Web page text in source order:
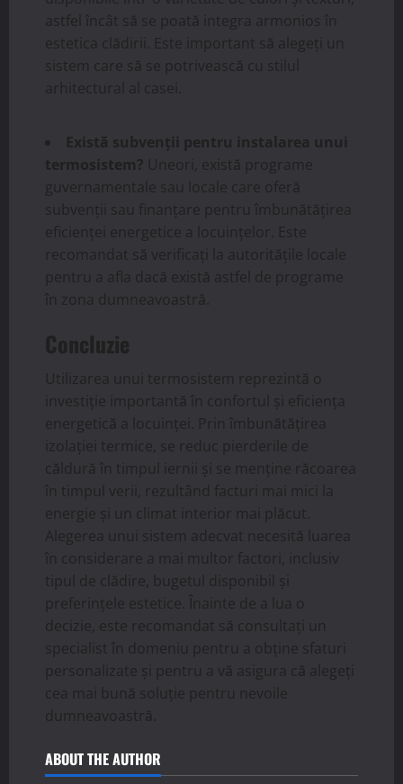
astfel încât să se poată integra armonios în
estetica clădirii. Este important să alegeți un
sistem care să se potrivească cu stilul
arhitectural al casei.
Există subvenții pentru instalarea unui
termosistem? Uneori, există programe
guvernamentale sau locale care oferă
subvenții sau finanțare pentru îmbunătățirea
eficienței energetice a locuințelor. Este
recomandat să verificați la autoritățile locale
pentru a afla dacă există astfel de programe
în zona dumneavoastră.
Concluzie
Utilizarea unui termosistem reprezintă o
investiție importantă în confortul și eficiența
energetică a locuinței. Prin îmbunătățirea
izolației termice, se reduc pierderile de
căldură în timpul iernii și se menține răcoarea
în timpul verii, rezultând facturi mai mici la
energie și un climat interior mai plăcut.
Alegerea unui sistem adecvat necesită luarea
în considerare a mai multor factori, inclusiv
tipul de clădire, bugetul disponibil și
preferințele estetice. Înainte de a lua o
decizie, este recomandat să consultați un
specialist în domeniu pentru a obține sfaturi
personalizate și pentru a vă asigura că alegeți
cea mai bună soluție pentru nevoile
dumneavoastră.
ABOUT THE AUTHOR